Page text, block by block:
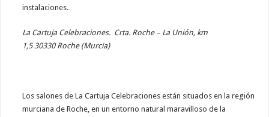
instalaciones.
La Cartuja Celebraciones. Crta. Roche – La Unión, km
1,5 30330 Roche (Murcia)
Los salones de La Cartuja Celebraciones están situados en la región
murciana de Roche, en un entorno natural maravilloso de la